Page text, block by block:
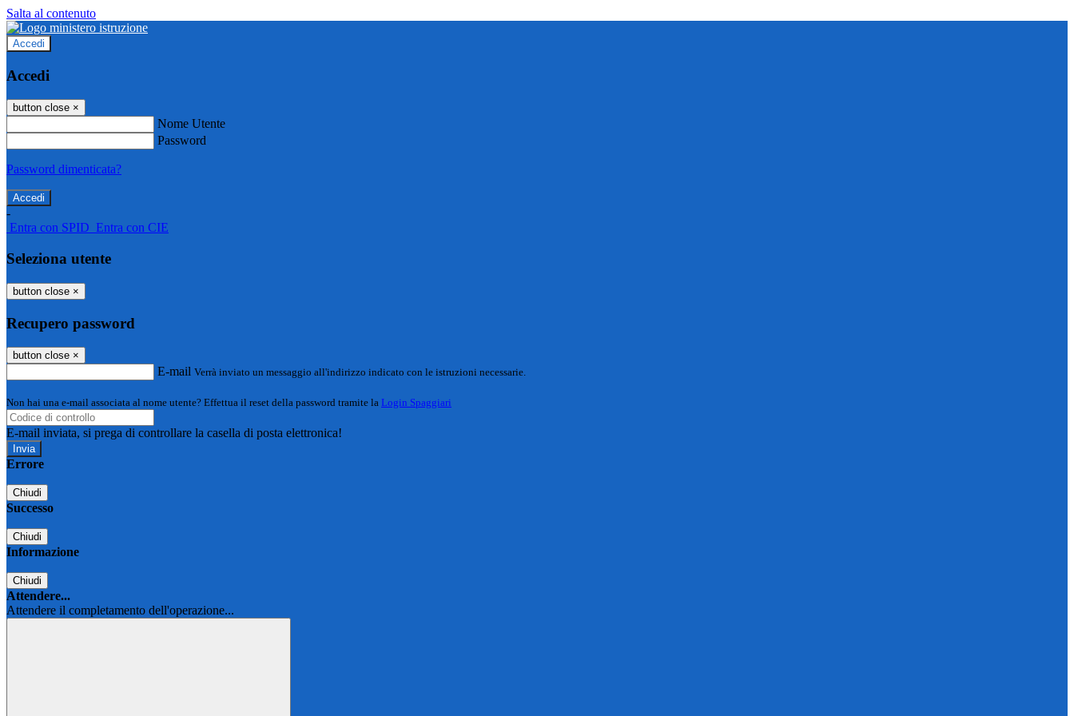
Salta al contenuto
Accedi
Accedi
button close ×
Nome Utente
Password
Password dimenticata?
-
Entra con SPID Entra con CIE
Seleziona utente
button close ×
Recupero password
button close ×
E-mail Verrà inviato un messaggio all'indirizzo indicato con le istruzioni necessarie.
Non hai una e-mail associata al nome utente? Effettua il reset della password tramite la Login Spaggiari
E-mail inviata, si prega di controllare la casella di posta elettronica!
Errore
Chiudi
Successo
Chiudi
Informazione
Chiudi
Attendere...
Attendere il completamento dell'operazione...